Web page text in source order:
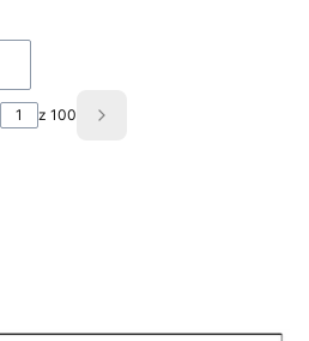
z 100 Następne produkty